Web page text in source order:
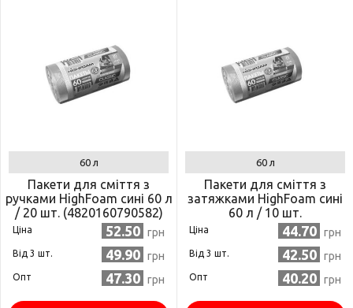
60 л
Пакети для сміття з
ручками HighFoam сині 60 л
/ 20 шт. (4820160790582)
Ціна 52.50 грн
Від 3 шт. 49.90 грн
Опт 47.30 грн
60 л
Пакети для сміття з
затяжками HighFoam сині
60 л / 10 шт.
(4820160790568)
Ціна 44.70 грн
Від 3 шт. 42.50 грн
Опт 40.20 грн